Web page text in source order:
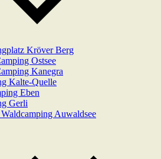
Kröver Berg
Ostsee
Kanegra
Kalte-Quelle
Eben
Gerli
Auwaldsee